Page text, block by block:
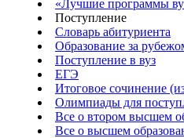
«Лучшие программы
Поступление
Словарь абитуриента
Образование за
Поступление в вуз
ЕГЭ
Итоговое сочинение
Олимпиады для
Все о втором высшем
Все о высшем